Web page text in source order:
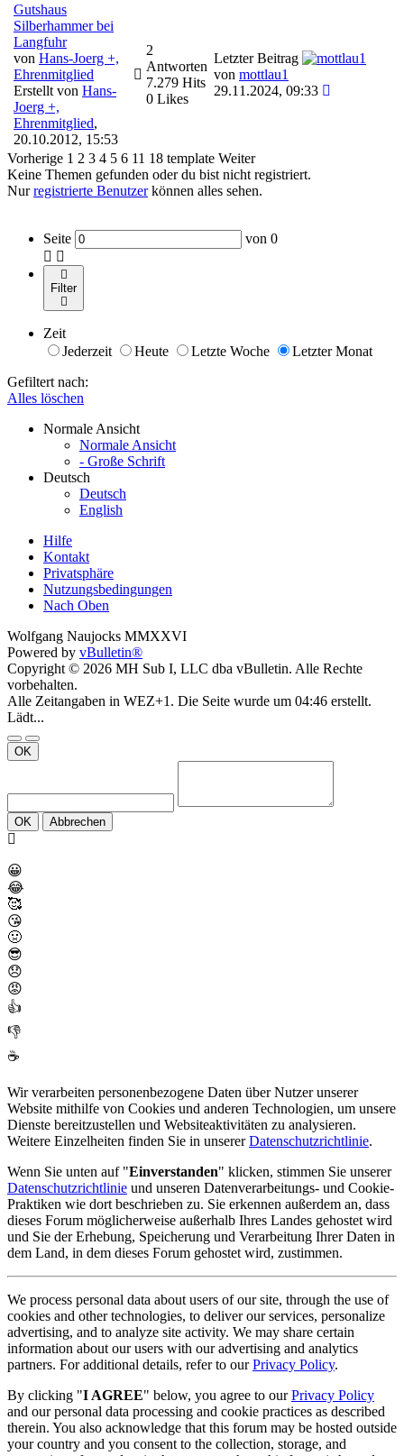
Gutshaus
Silberhammer bei
Langfuhr
von Hans-Joerg +,
Ehrenmitglied
Erstellt von Hans-
Joerg +,
Ehrenmitglied,
20.10.2012, 15:53
2
Antworten
7.279 Hits
0 Likes
Letzter Beitrag
von mottlau1
29.11.2024, 09:33
Vorherige 1 2 3 4 5 6 11 18 template Weiter
Keine Themen gefunden oder du bist nicht registriert.
Nurregistrierte Benutzerkönnen alles sehen.
Seite von 0
Filter
Zeit
Jederzeit
Heute Letzte Woche
Letzter Monat
Gefiltert nach:
Alles löschen
Normale Ansicht
Normale Ansicht
- Große Schrift
Deutsch
Deutsch
English
Hilfe
Kontakt
Privatsphäre
Nutzungsbedingungen
Nach Oben
Wolfgang Naujocks MMXXVI
Powered by vBulletin®
Copyright © 2026 MH Sub I, LLC dba vBulletin. Alle Rechte
vorbehalten.
Alle Zeitangaben in WEZ+1. Die Seite wurde um 04:46 erstellt.
Lädt...
OK
OK Abbrechen
😀
😂
🥰
😘
🤢
😎
😞
😡
👍
👎
☕
Wir verarbeiten personenbezogene Daten über Nutzer unserer
Website mithilfe von Cookies und anderen Technologien, um unsere
Dienste bereitzustellen und Websiteaktivitäten zu analysieren.
Weitere Einzelheiten finden Sie in unsererDatenschutzrichtlinie.
Wenn Sie unten auf "Einverstanden" klicken, stimmen Sie unserer
Datenschutzrichtlinie und unseren Datenverarbeitungs- und Cookie-
Praktiken wie dort beschrieben zu. Sie erkennen außerdem an, dass
dieses Forum möglicherweise außerhalb Ihres Landes gehostet wird
und Sie der Erhebung, Speicherung und Verarbeitung Ihrer Daten in
dem Land, in dem dieses Forum gehostet wird, zustimmen.
We process personal data about users of our site, through the use of
cookies and other technologies, to deliver our services, personalize
advertising, and to analyze site activity. We may share certain
information about our users with our advertising and analytics
partners. For additional details, refer to ourPrivacy Policy.
By clicking "I AGREE" below, you agree to ourPrivacy Policy
and our personal data processing and cookie practices as described
therein. You also acknowledge that this forum may be hosted outside
your country and you consent to the collection, storage, and